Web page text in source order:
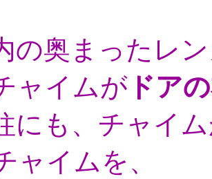
奥まったレ
ャイムが ドア
も、チャイム
ャイムを、